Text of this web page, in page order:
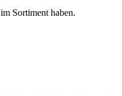
Sortiment haben.